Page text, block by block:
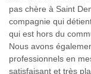
pas chère à Saint
compagnie qui
qui est hors du
Nous avons
professionnels en
satisfaisant et très